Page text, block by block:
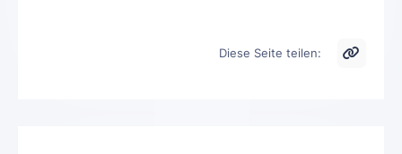
Diese Seite teilen: